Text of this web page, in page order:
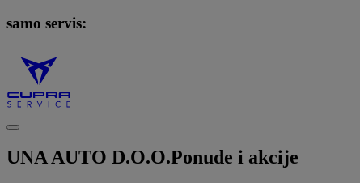
samo servis:
UNA AUTO D.O.O.Ponude i akcije